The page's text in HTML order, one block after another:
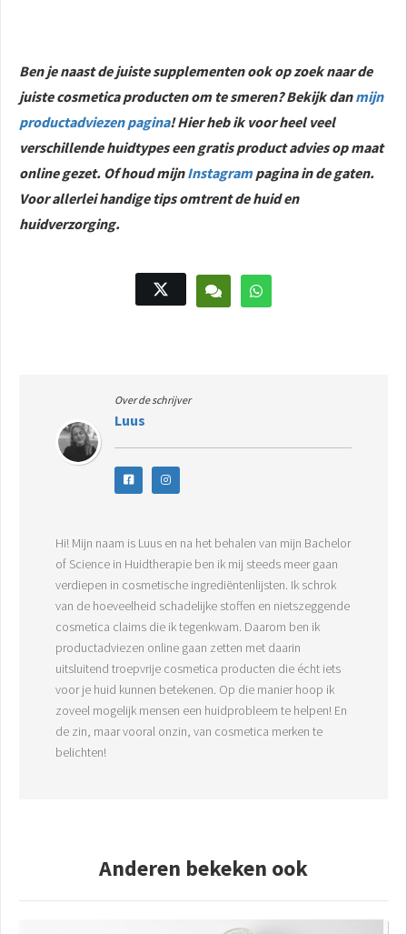
Ben je naast de juiste supplementen ook op zoek naar de
juiste cosmetica producten om te smeren? Bekijk danmijn
productadviezen pagina! Hier heb ik voor heel veel
verschillende huidtypes een gratis product advies op maat
online gezet. Of houd mijnInstagram pagina in de gaten.
Voor allerlei handige tips omtrent de huid en
huidverzorging.
Over de schrijver
Luus
Hi! Mijn naam is Luus en na het behalen van mijn Bachelor
of Science in Huidtherapie ben ik mij steeds meer gaan
verdiepen in cosmetische ingrediëntenlijsten. Ik schrok
van de hoeveelheid schadelijke stoffen en nietszeggende
cosmetica claims die ik tegenkwam. Daarom ben ik
productadviezen online gaan zetten met daarin
uitsluitend troepvrije cosmetica producten die écht iets
voor je huid kunnen betekenen. Op die manier hoop ik
zoveel mogelijk mensen een huidprobleem te helpen! En
de zin, maar vooral onzin, van cosmetica merken te
belichten!
Anderen bekeken ook